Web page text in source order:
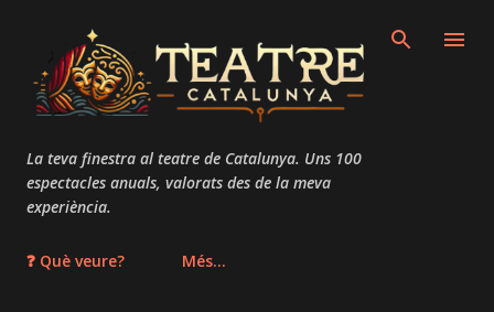
La teva finestra al teatre de Catalunya. Uns 100
espectacles anuals, valorats des de la meva
experiència.
❓ Què veure? Més…